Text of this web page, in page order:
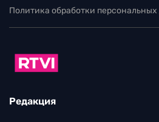
Политика обработки
Редакция